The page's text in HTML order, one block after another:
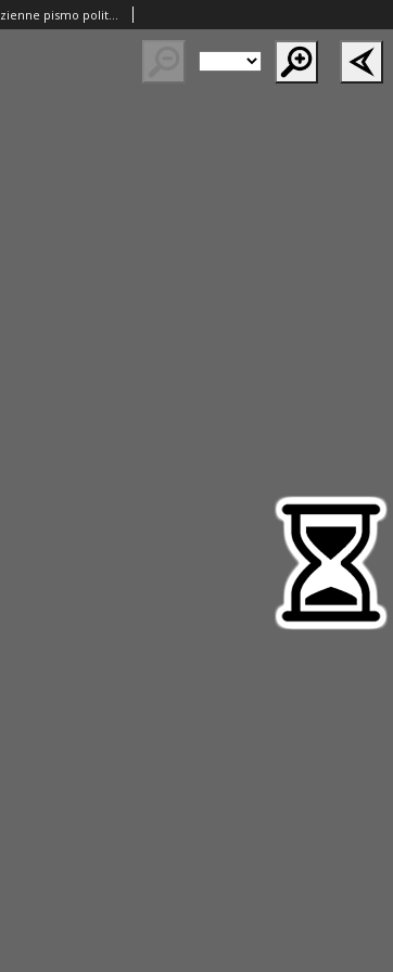
Lech. Gazeta Gnieźnieńska: codzienne pismo polityczne dla wszystkich stanów 1929.05.28 R.31 Nr121